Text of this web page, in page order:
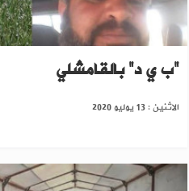
استشهاد شاب من تل
"ب ي د" بالقامشلي
الاثنين : 13 يوليو 2020